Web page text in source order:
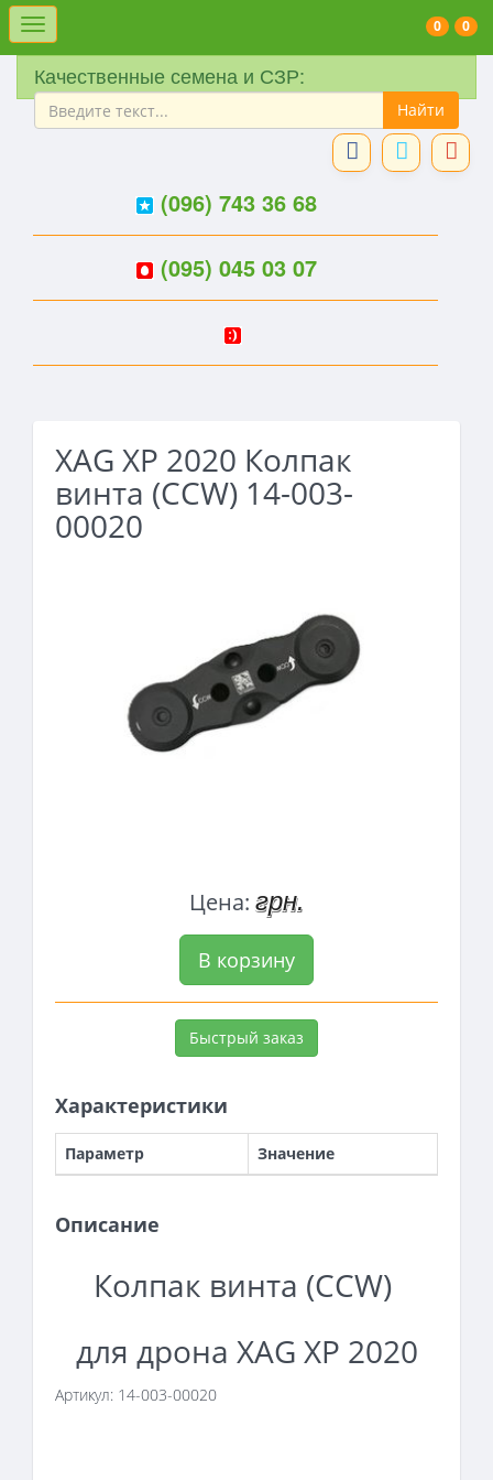
Меню 0
0
Качественные семена и СЗР:
(096) 743 36 68
(095) 045 03 07
XAG XP 2020 Колпак
винта (CCW) 14-003-
00020
Цена: грн.
В корзину
Быстрый заказ
Характеристики
Параметр Значение
Описание
Колпак винта (CCW)
для дрона XAG XP 2020
Артикул: 14-003-00020